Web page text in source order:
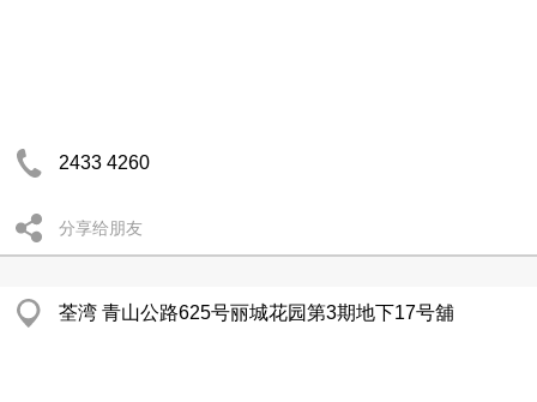
2433 4260
分享给朋友
荃湾 青山公路625号丽城花园第3期地下17号舖